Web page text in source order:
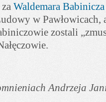
Waldemara Babinicza
w Pawłowicach,
zostali
Andrzeja